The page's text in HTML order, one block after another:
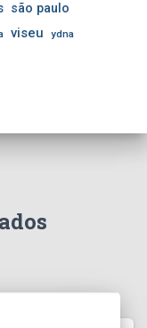
são paulo
viseu ydna